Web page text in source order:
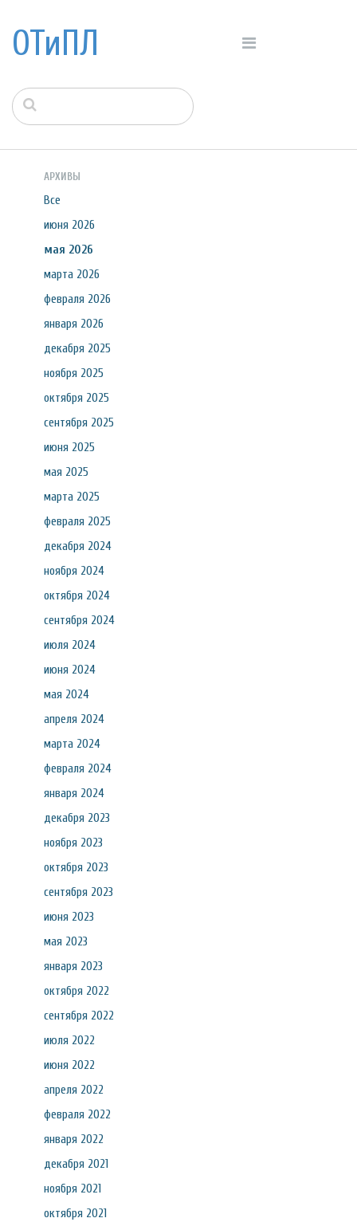
ОТиПЛ
АРХИВЫ
Все
июня 2026
мая 2026
марта 2026
февраля 2026
января 2026
декабря 2025
ноября 2025
октября 2025
сентября 2025
июня 2025
мая 2025
марта 2025
февраля 2025
декабря 2024
ноября 2024
октября 2024
сентября 2024
июля 2024
июня 2024
мая 2024
апреля 2024
марта 2024
февраля 2024
января 2024
декабря 2023
ноября 2023
октября 2023
сентября 2023
июня 2023
мая 2023
января 2023
октября 2022
сентября 2022
июля 2022
июня 2022
апреля 2022
февраля 2022
января 2022
декабря 2021
ноября 2021
октября 2021